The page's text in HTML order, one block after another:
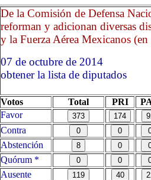
De la Comisión de Defensa
reforman y adicionan diversas
y la Fuerza Aérea Mexicanos
07 de octubre de 2014
obtener la lista de diputados
Votos Total PRI
Favor
Contra
Abstención
Quórum *
Ausente